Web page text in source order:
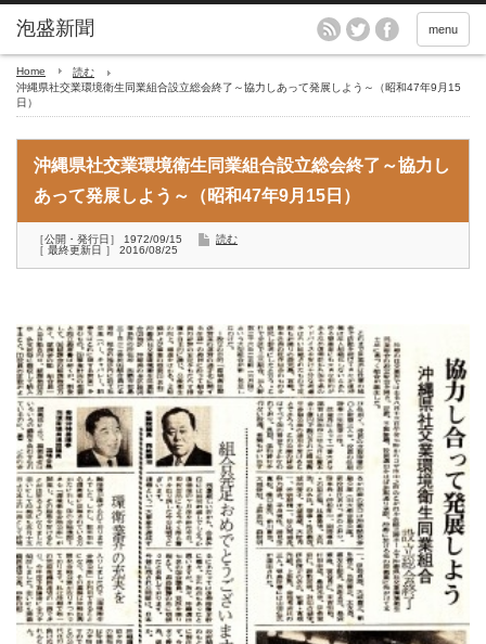
menu
Home
読む
沖縄県社交業環境衛生同業組合設立総会終了～協力しあって発展しよう～（昭和47年9月15
日）
沖縄県社交業環境衛生同業組合設立総会終了～協力し
あって発展しよう～（昭和47年9月15日）
［公開・発行日］ 1972/09/15
［ 最終更新日 ］ 2016/08/25
読む